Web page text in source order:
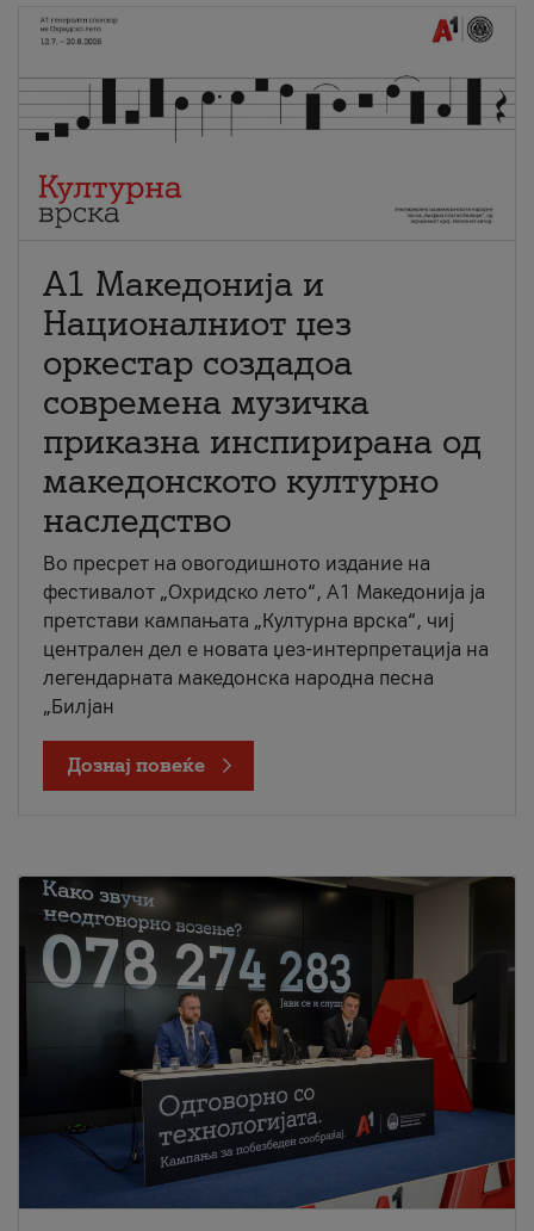
А1 Македонија и
Националниот џез
оркестар создадоа
современа музичка
приказна инспирирана од
македонското културно
наследство
Во пресрет на овогодишното издание на
фестивалот „Охридско лето“, А1 Македонија ја
претстави кампањата „Културна врска“, чиј
централен дел е новата џез-интерпретација на
легендарната македонска народна песна
„Билјан
Дознај повеќе